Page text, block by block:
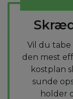
Vil du tabe
den mest
kostplan
sunde
holder